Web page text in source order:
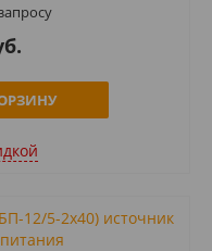
12/5-2x40) источник